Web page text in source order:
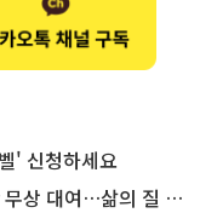
' 신청하세요
대여…삶의 질 높인다